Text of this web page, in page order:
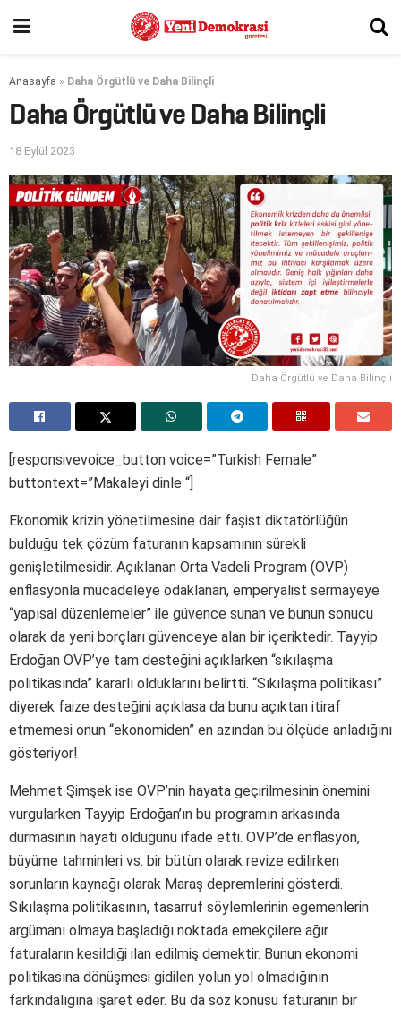
Anasayfa » Daha Örgütlü ve Daha Bilinçli
Daha Örgütlü ve Daha Bilinçli
18 Eylül 2023
Daha Örgütlü ve Daha Bilinçli
[responsivevoice_button voice=”Turkish Female”
buttontext=”Makaleyi dinle “]
Ekonomik krizin yönetilmesine dair faşist diktatörlüğün
bulduğu tek çözüm faturanın kapsamının sürekli
genişletilmesidir. Açıklanan Orta Vadeli Program (OVP)
enflasyonla mücadeleye odaklanan, emperyalist sermayeye
“yapısal düzenlemeler” ile güvence sunan ve bunun sonucu
olarak da yeni borçları güvenceye alan bir içeriktedir. Tayyip
Erdoğan OVP’ye tam desteğini açıklarken “sıkılaşma
politikasında” kararlı olduklarını belirtti. “Sıkılaşma politikası”
diyerek faize desteğini açıklasa da bunu açıktan itiraf
etmemesi onun “ekonomiden” en azından bu ölçüde anladığını
gösteriyor!
Mehmet Şimşek ise OVP’nin hayata geçirilmesinin önemini
vurgularken Tayyip Erdoğan’ın bu programın arkasında
durmasının hayati olduğunu ifade etti. OVP’de enflasyon,
büyüme tahminleri vs. bir bütün olarak revize edilirken
sorunların kaynağı olarak Maraş depremlerini gösterdi.
Sıkılaşma politikasının, tasarruf söylemlerinin egemenlerin
argümanı olmaya başladığı noktada emekçilere ağır
faturaların kesildiği ilan edilmiş demektir. Bunun ekonomi
politikasına dönüşmesi gidilen yolun yol olmadığının
farkındalığına işaret eder. Bu da söz konusu faturanın bir